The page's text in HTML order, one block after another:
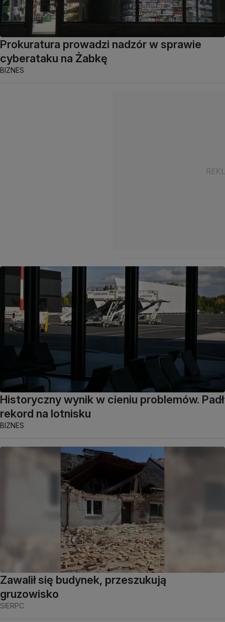
Prokuratura prowadzi nadzór w sprawie
cyberataku na Żabkę
BIZNES
Historyczny wynik w cieniu problemów. Padł
rekord na lotnisku
BIZNES
Zawalił się budynek, przeszukują
gruzowisko
SIERPC